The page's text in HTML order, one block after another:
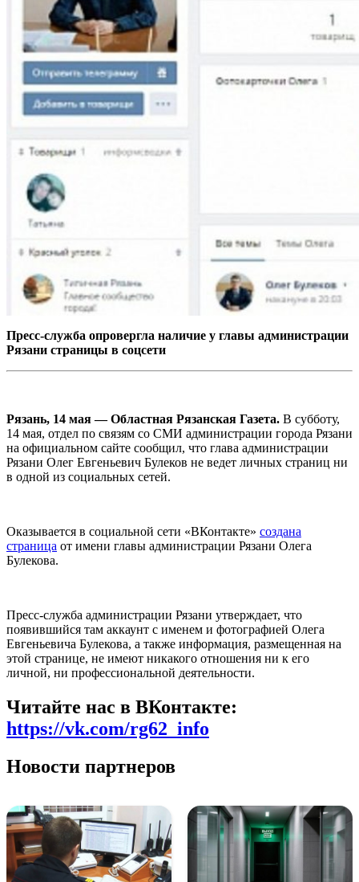
Пресс-служба опровергла наличие у главы администрации
Рязани страницы в соцсети
Рязань, 14 мая — Областная Рязанская Газета. В субботу,
14 мая, отдел по связям со СМИ администрации города Рязани
на официальном сайте сообщил, что глава администрации
Рязани Олег Евгеньевич Булеков не ведет личных страниц ни
в одной из социальных сетей.
Оказывается в социальной сети «ВКонтакте» создана
страница от имени главы администрации Рязани Олега
Булекова.
Пресс-служба администрации Рязани утверждает, что
появившийся там аккаунт с именем и фотографией Олега
Евгеньевича Булекова, а также информация, размещенная на
этой странице, не имеют никакого отношения ни к его
личной, ни профессиональной деятельности.
Читайте нас в ВКонтакте:
https://vk.com/rg62_info
Новости партнеров